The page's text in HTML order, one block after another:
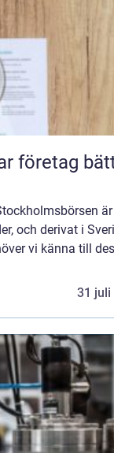
och derivat i
vi känna till
31 juli